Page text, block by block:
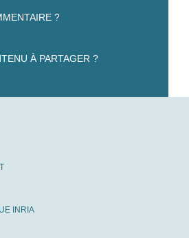
?
À PARTAGER ?
INRIA